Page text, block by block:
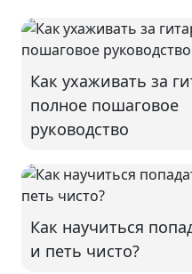
Как ухаживать за
полное пошаговое
руководство
Как научиться
и петь чисто?